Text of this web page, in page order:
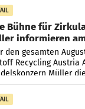
Bühne für
informieren
den gesamten
Recycling Austria
Müller
Helden“ in
Filialen